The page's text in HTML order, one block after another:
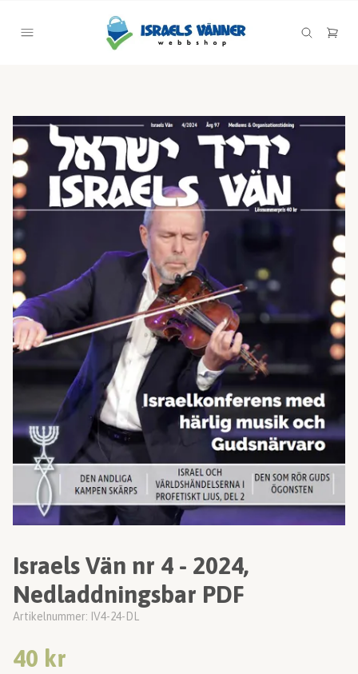
Israels Vän nr 4 - 2024,
Nedladdningsbar PDF
Artikelnummer: IV4-24-DL
40 kr